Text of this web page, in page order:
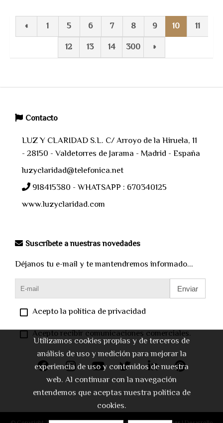
« 1 5 6 7 8 9 10
11
12
13 14 300 »
Contacto
LUZ Y CLARIDAD S.L. C/ Arroyo de la Hiruela, 11
- 28150 - Valdetorres de Jarama - Madrid - España
luzyclaridad@telefonica.net
918415380 - WHATSAPP : 670340125
www.luzyclaridad.com
Suscríbete a nuestras novedades
Déjanos tu e-mail y te mantendremos informado...
Enviar
Acepto la política de privacidad
Acepto recibir comunicaciones comerciales.
Utilizamos cookies propias y de terceros de
análisis de uso y medición para mejorar la
experiencia de uso y contenidos de nuestra
web. Al continuar con la navegación
entendemos que aceptas nuestra política de
cookies.